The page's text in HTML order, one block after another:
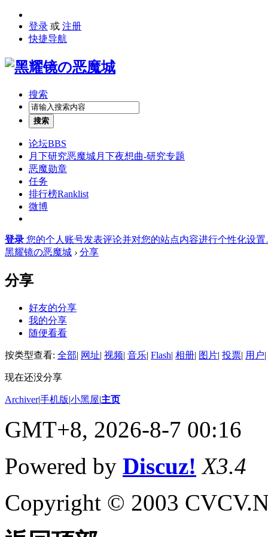
登录 或 注册
快捷导航
搜索
搜索
论坛BBS
月下研究恶魔城月下夜想曲-研究专题
恶魔勋章
任务
排行榜Ranklist
微博
登录 您的个人账号发表评论并对您的站点内容进行个性化设置
黑耀镜の恶魔城 › 分享
分享
好友的分享
我的分享
随便看看
按类型查看: 全部| 网址| 视频| 音乐| Flash| 相册| 图片| 投票| 用户|
现在还没分享
Archiver|手机版|小黑屋|主页
GMT+8, 2026-8-7 00:16
Powered by Discuz! X3.4
Copyright © 2003